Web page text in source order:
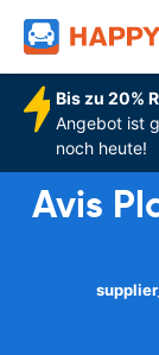
Bis zu 20%
Angebot ist
noch heute!
Avis